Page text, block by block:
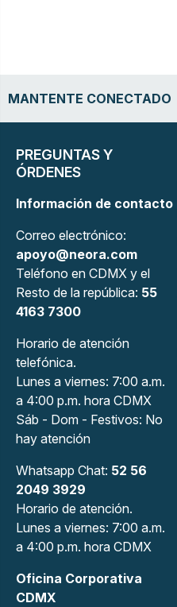
MANTENTE CONECTADO
PREGUNTAS Y
ÓRDENES
Información de contacto
Correo electrónico:
apoyo@neora.com
Teléfono en CDMX y el
Resto de la república: 55
4163 7300
Horario de atención
telefónica.
Lunes a viernes: 7:00 a.m.
a 4:00 p.m. hora CDMX
Sáb - Dom - Festivos: No
hay atención
Whatsapp Chat: 52 56
2049 3929
Horario de atención.
Lunes a viernes: 7:00 a.m.
a 4:00 p.m. hora CDMX
Oficina Corporativa
CDMX